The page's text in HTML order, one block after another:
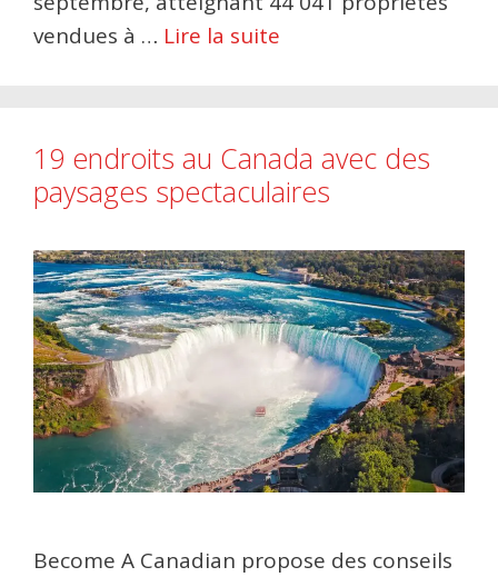
vendues à … Lire la suite
19 endroits au Canada avec des
paysages spectaculaires
Become A Canadian propose des conseils